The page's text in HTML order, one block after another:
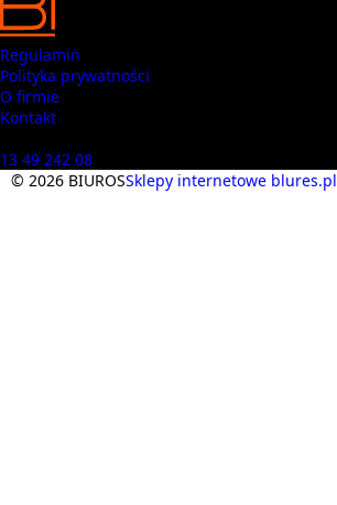
Regulamin
Polityka prywatności
O firmie
Kontakt
13 49 242 08
© 2026 BIUROSSklepy internetowe blures.pl